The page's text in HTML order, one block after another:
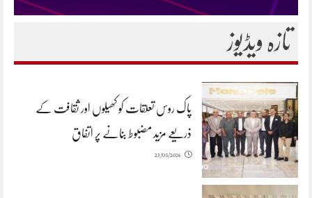
تازہ ویڈیوز
پاک روس تعلقات کو کھیلوں اور ثقافت کے
ذریعے مزید مضبوط بنانے پر اتفاق
23/05/2026